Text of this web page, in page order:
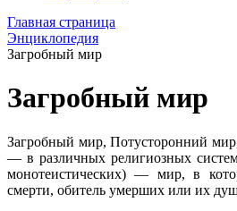
Главная страница
Энциклопедия
Загробный мир
Загробный мир
Загробный мир, Потусторонний
— в различных религиозных
монотеистических) — мир, в
смерти, обитель умерших или их